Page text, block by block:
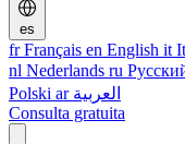
es
frFrançais en English it
nl Nederlands ru
Polski ar العربية
Consulta gratuita